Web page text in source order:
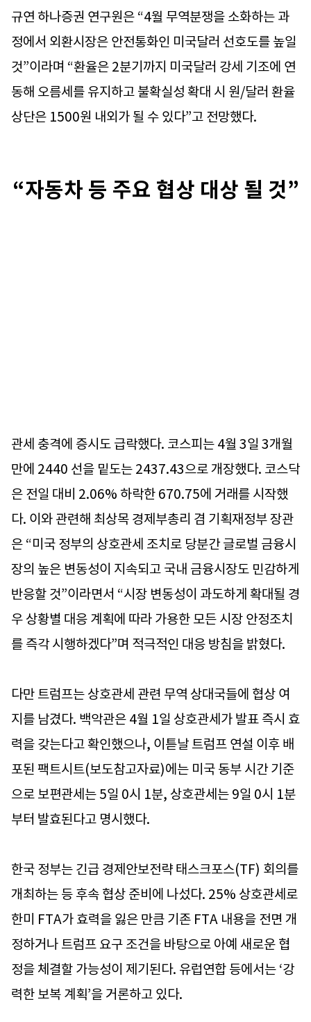
규연 하나증권 연구원은 “4월 무역분쟁을 소화하는 과
정에서 외환시장은 안전통화인 미국달러 선호도를 높일
것”이라며 “환율은 2분기까지 미국달러 강세 기조에 연
동해 오름세를 유지하고 불확실성 확대 시 원/달러 환율
상단은 1500원 내외가 될 수 있다”고 전망했다.
“자동차 등 주요 협상 대상 될 것”
관세 충격에 증시도 급락했다. 코스피는 4월 3일 3개월
만에 2440 선을 밑도는 2437.43으로 개장했다. 코스닥
은 전일 대비 2.06% 하락한 670.75에 거래를 시작했
다. 이와 관련해 최상목 경제부총리 겸 기획재정부 장관
은 “미국 정부의 상호관세 조치로 당분간 글로벌 금융시
장의 높은 변동성이 지속되고 국내 금융시장도 민감하게
반응할 것”이라면서 “시장 변동성이 과도하게 확대될 경
우 상황별 대응 계획에 따라 가용한 모든 시장 안정조치
를 즉각 시행하겠다”며 적극적인 대응 방침을 밝혔다.
다만 트럼프는 상호관세 관련 무역 상대국들에 협상 여
지를 남겼다. 백악관은 4월 1일 상호관세가 발표 즉시 효
력을 갖는다고 확인했으나, 이튿날 트럼프 연설 이후 배
포된 팩트시트(보도참고자료)에는 미국 동부 시간 기준
으로 보편관세는 5일 0시 1분, 상호관세는 9일 0시 1분
부터 발효된다고 명시했다.
한국 정부는 긴급 경제안보전략 태스크포스(TF) 회의를
개최하는 등 후속 협상 준비에 나섰다. 25% 상호관세로
한미 FTA가 효력을 잃은 만큼 기존 FTA 내용을 전면 개
정하거나 트럼프 요구 조건을 바탕으로 아예 새로운 협
정을 체결할 가능성이 제기된다. 유럽연합 등에서는 ‘강
력한 보복 계획’을 거론하고 있다.